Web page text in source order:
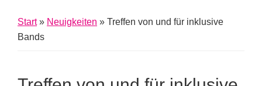
Inklusive
Start» Neuigkeiten » Treffen von und für inklusive
Bands